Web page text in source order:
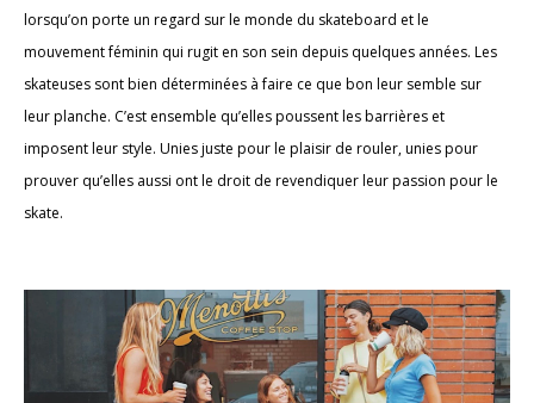
lorsqu’on porte un regard sur le monde du skateboard et le
mouvement féminin qui rugit en son sein depuis quelques années. Les
skateuses sont bien déterminées à faire ce que bon leur semble sur
leur planche. C’est ensemble qu’elles poussent les barrières et
imposent leur style. Unies juste pour le plaisir de rouler, unies pour
prouver qu’elles aussi ont le droit de revendiquer leur passion pour le
skate.